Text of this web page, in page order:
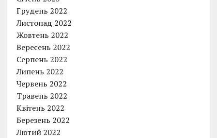
Грудень 2022
Листопад 2022
Жовтень 2022
Вересень 2022
Серпень 2022
Липень 2022
Червень 2022
Травень 2022
Квітень 2022
Березень 2022
Лютий 2022